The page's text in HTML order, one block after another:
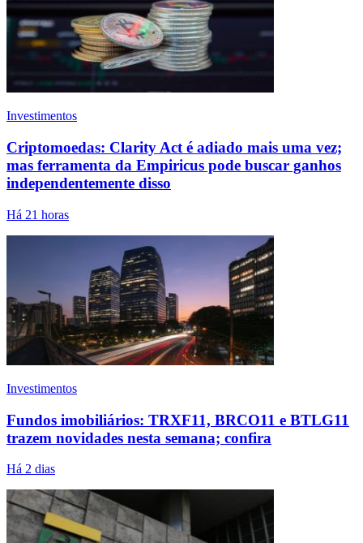
Investimentos
Criptomoedas: Clarity Act é adiado mais uma vez;
mas ferramenta da Empiricus pode buscar ganhos
independentemente disso
Há 21 horas
Investimentos
Fundos imobiliários: TRXF11, BRCO11 e BTLG11
trazem novidades nesta semana; confira
Há 2 dias